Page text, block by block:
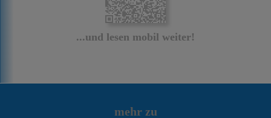
...und lesen mobil weiter!
mehr zu